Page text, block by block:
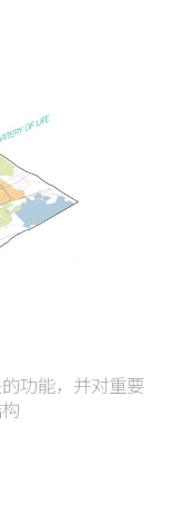
功能，并对重要